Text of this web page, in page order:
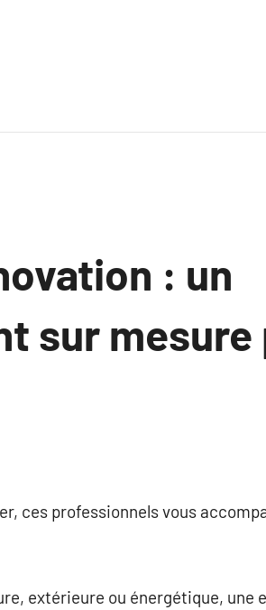
: un
sur mesure
ces professionnels vous
extérieure ou énergétique, une